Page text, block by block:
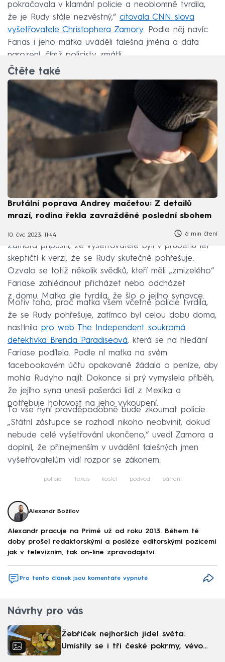
pokračovala v klamání policie a neoblomně tvrdila,
že je Rudy stále nezvěstný,“ citovala CNN slova
vyšetřovatele Christophera Zamory. Podle něj navíc
Farias i jeho matka uváděli falešná jména a data
narození, čímž policisty zmátli.
Čtěte také
Brutální poprava Andrey mačetou: Z detailů
mrazí, rodina řekla zavražděné poslední sbohem
10. čvc 2023, 11:44 6 min čtení
Zamora připustil, že vyšetřovatelé byli v průběhu let
skeptičtí k verzi, že se Rudy skutečně pohřešuje.
Ozvalo se totiž několik svědků, kteří měli „zmizelého“
Fariase zahlédnout přicházet nebo odcházet
z domu. Matka ale tvrdila, že šlo o jejího synovce.
Motiv toho, proč matka všem včetně policie tvrdila,
že se Rudy pohřešuje, zatímco byl celou dobu doma,
nastínila pro web The Independent soukromá
detektivka Brenda Paradiseová, která se na hledání
Fariase podílela. Podle ní matka na svém
facebookovém účtu opakovaně žádala o peníze, aby
mohla Rudyho najít. Dokonce si prý vymyslela příběh,
že jejího syna unesli pašeráci lidí z Mexika a
potřebuje hotovost na jeho vykoupení.
To vše nyní pravděpodobně bude zkoumat policie.
„Státní zástupce se rozhodl nikoho neobvinit, dokud
nebude celé vyšetřování ukončeno,“ uvedl Zamora a
doplnil, že přinejmenším v uvádění falešných jmen
vyšetřovatelům vidí rozpor se zákonem.
policie Texas kostel podvod pátrání
Alexandr Božilov
Alexandr pracuje na Primě už od roku 2013. Během té
doby prošel redaktorskými a posléze editorskými pozicemi
jak v televizním, tak on-line zpravodajství.
Pro tento článek jsou komentáře vypnuté
Návrhy pro vás
Žebříček nejhorších jídel světa.
Umístily se i tři české pokrmy, vévodí